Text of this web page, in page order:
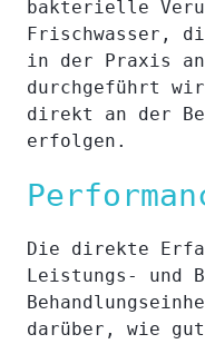
bakterielle
Frischwasser,
in der Praxis an
durchgeführt
direkt an der
erfolgen.
Die direkte
Leistungs- und
darüber, wie